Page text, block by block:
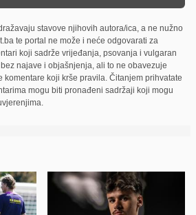
stavove njihovih autora/ica, a ne nužno
te portal ne može i neće odgovarati za
koji sadrže vrijeđanja, psovanja i vulgaran
najave i objašnjenja, ali to ne obavezuje
komentare koji krše pravila. Čitanjem prihvatate
mogu biti pronađeni sadržaji koji mogu